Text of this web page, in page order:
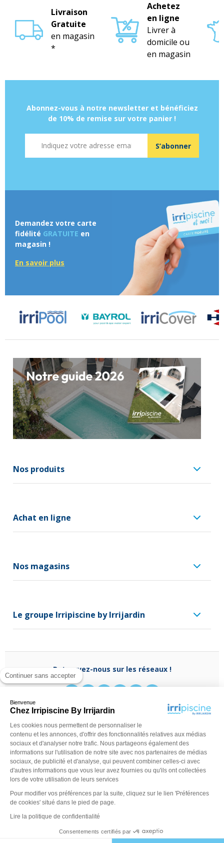
Continuer sans accepter
Bienvenue
Chez Irripiscine By Irrijardin
Les cookies nous permettent de personnaliser le
contenu et les annonces, d'offrir des fonctionnalités relatives aux médias
sociaux et d'analyser notre trafic. Nous partageons également des
informations sur l'utilisation de notre site avec nos partenaires de médias
sociaux, de publicité et d'analyse, qui peuvent combiner celles-ci avec
d'autres informations que vous leur avez fournies ou qu'ils ont collectées
lors de votre utilisation de leurs services
Pour modifier vos préférences par la suite, cliquez sur le lien 'Préférences
de cookies' situé dans le pied de page.
Lire la politique de confidentialité
Consentements certifiés par
Livraison
Gratuite
en magasin
*
Achetez
en ligne
Livrer à
domicile ou
en magasin
Abonnez-vous à notre newsletter et bénéficiez
de 10% de remise sur votre panier !
S’abonner
Demandez votre carte
fidélité GRATUITE en
magasin !
En savoir plus
Nos produits
Achat en ligne
Nos magasins
Le groupe Irripiscine by Irrijardin
Retrouvez-nous sur les réseaux !
Besoin d'aide ?
0970 818 918
(appel non surtaxé)
Du lundi au vendredi de9 h - 13 hà14 h - 18 h ou
contactez-nous vianotre formulaire
Conditions générales de ventes Mentions